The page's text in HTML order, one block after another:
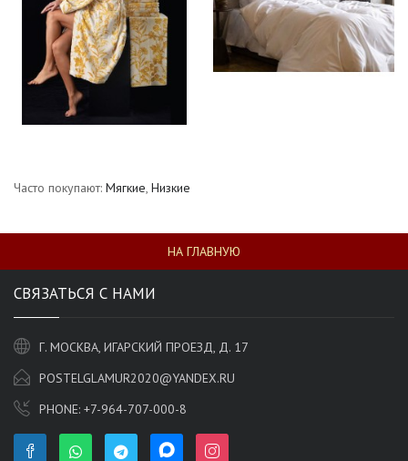
Часто покупают: Мягкие, Низкие
НА ГЛАВНУЮ
СВЯЗАТЬСЯ С НАМИ
Г. МОСКВА, ИГАРСКИЙ ПРОЕЗД, Д. 17
POSTELGLAMUR2020@YANDEX.RU
PHONE: +7-964-707-000-8